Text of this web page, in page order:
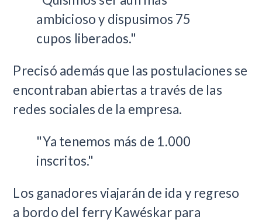
ambicioso y dispusimos 75
cupos liberados."
Precisó además que las postulaciones se
encontraban abiertas a través de las
redes sociales de la empresa.
"Ya tenemos más de 1.000
inscritos."
Los ganadores viajarán de ida y regreso
a bordo del ferry Kawéskar para